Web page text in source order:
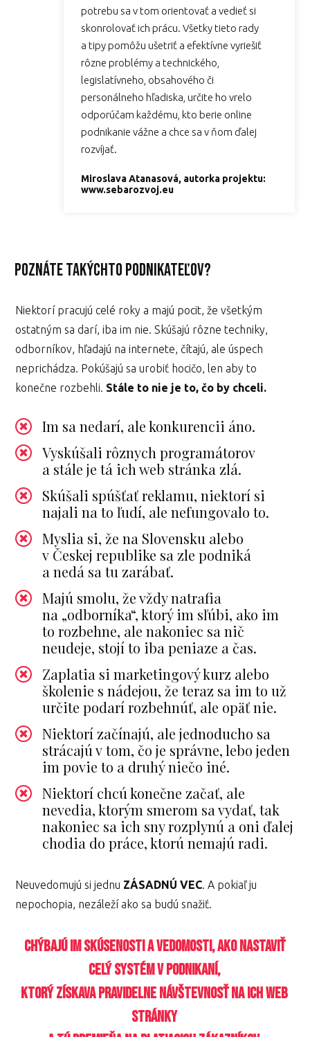
potrebu sa v tom orientovať a vedieť si
skonrolovať ich prácu. Všetky tieto rady
a tipy pomôžu ušetriť a efektívne vyriešiť
rôzne problémy a technického,
legislatívneho, obsahového či
personálneho hľadiska, určite ho vrelo
odporúčam každému, kto berie online
podnikanie vážne a chce sa v ňom ďalej
rozvíjať.
Miroslava Atanasová, autorka projektu:
www.sebarozvoj.eu
Poznáte takýchto podnikateľov?
Niektorí pracujú celé roky a majú pocit, že všetkým
ostatným sa darí, iba im nie. Skúšajú rôzne techniky,
odborníkov, hľadajú na internete, čítajú, ale úspech
neprichádza. Pokúšajú sa urobiť hocičo, len aby to
konečne rozbehli. Stále to nie je to, čo by chceli.
Im sa nedarí, ale konkurencii áno.
Vyskúšali rôznych programátorov
a stále je tá ich web stránka zlá.
Skúšali spúšťať reklamu, niektorí si
najali na to ľudí, ale nefungovalo to.
Myslia si, že na Slovensku alebo
v Českej republike sa zle podniká
a nedá sa tu zarábať.
Majú smolu, že vždy natrafia
na „odborníka“, ktorý im sľúbi, ako im
to rozbehne, ale nakoniec sa nič
neudeje, stojí to iba peniaze a čas.
Zaplatia si marketingový kurz alebo
školenie s nádejou, že teraz sa im to už
určite podarí rozbehnúť, ale opäť nie.
Niektorí začínajú, ale jednoducho sa
strácajú v tom, čo je správne, lebo jeden
im povie to a druhý niečo iné.
Niektorí chcú konečne začať, ale
nevedia, ktorým smerom sa vydať, tak
nakoniec sa ich sny rozplynú a oni ďalej
chodia do práce, ktorú nemajú radi.
Neuvedomujú si jednu ZÁSADNÚ VEC. A pokiaľ ju
nepochopia, nezáleží ako sa budú snažiť.
Chýbajú im skúsenosti a vedomosti, ako nastaviť
celý systém v podnikaní,
ktorý získava pravidelne návštevnosť na ich web
stránky